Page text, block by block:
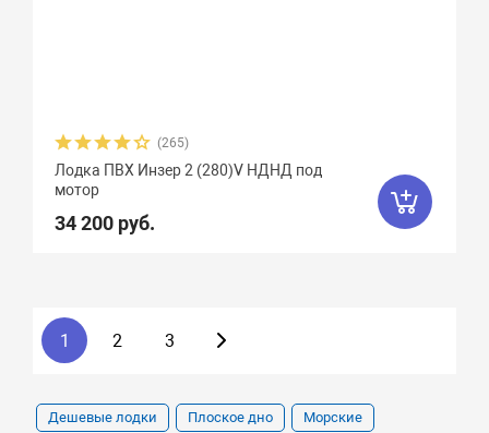
(265)
Лодка ПВХ Инзер 2 (280)V НДНД под
мотор
34 200 руб.
1 2 3
Дешевые лодки Плоское дно Морские